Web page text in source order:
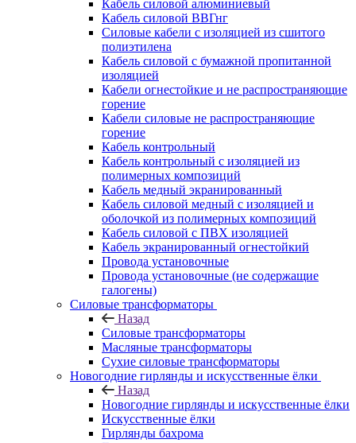
Кабель силовой алюминиевый
Кабель силовой ВВГнг
Силовые кабели с изоляцией из сшитого
полиэтилена
Кабель силовой с бумажной пропитанной
изоляцией
Кабели огнестойкие и не распространяющие
горение
Кабели силовые не распространяющие
горение
Кабель контрольный
Кабель контрольный с изоляцией из
полимерных композиций
Кабель медный экранированный
Кабель силовой медный с изоляцией и
оболочкой из полимерных композиций
Кабель силовой с ПВХ изоляцией
Кабель экранированный огнестойкий
Провода установочные
Провода установочные (не содержащие
галогены)
Силовые трансформаторы
Назад
Силовые трансформаторы
Масляные трансформаторы
Сухие силовые трансформаторы
Новогодние гирлянды и искусственные ёлки
Назад
Новогодние гирлянды и искусственные ёлки
Искусственные ёлки
Гирлянды бахрома